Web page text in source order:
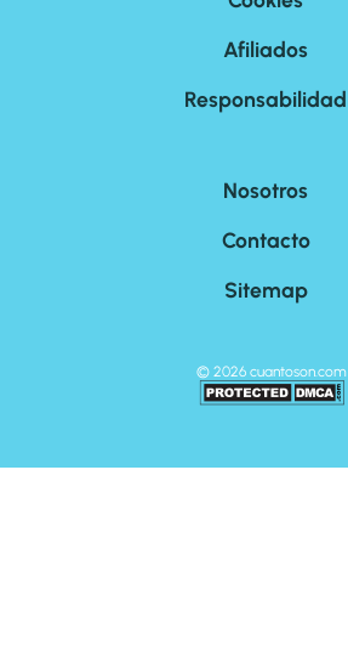
Afiliados
Responsabilidad
Nosotros
Contacto
Sitemap
© 2026 cuantoson.com